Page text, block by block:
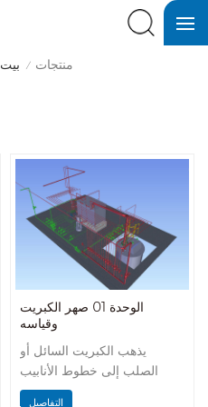
بيت / منتجات
الوحدة 01 صهر الكبريت
وقياسه
يذهب الكبريت السائل أو
الصلب إلى خطوط الأنابيب
المعزولة بواسطة ملف بخاري
التفاصيل